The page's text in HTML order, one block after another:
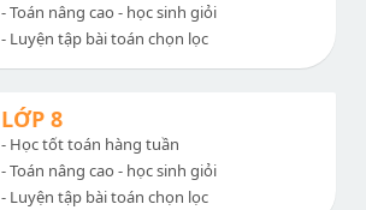
- Toán nâng cao - học sinh giỏi
- Luyện tập bài toán chọn lọc
LỚP 8
- Học tốt toán hàng tuần
- Toán nâng cao - học sinh giỏi
- Luyện tập bài toán chọn lọc